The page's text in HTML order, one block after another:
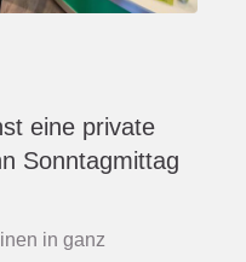
eine private
Sonntagmittag
in ganz